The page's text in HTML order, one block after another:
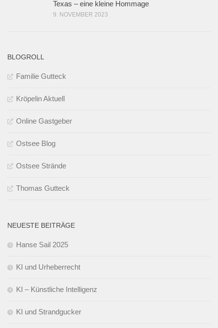
Texas – eine kleine Hommage
9. NOVEMBER 2023
BLOGROLL
Familie Gutteck
Kröpelin Aktuell
Online Gastgeber
Ostsee Blog
Ostsee Strände
Thomas Gutteck
NEUESTE BEITRÄGE
Hanse Sail 2025
KI und Urheberrecht
KI – Künstliche Intelligenz
KI und Strandgucker